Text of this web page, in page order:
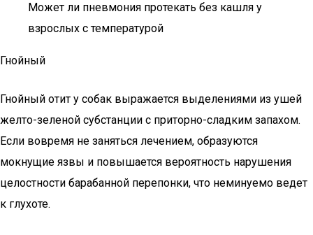
Может ли пневмония протекать без кашля у
взрослых с температурой
Гнойный
Гнойный отит у собак выражается выделениями из ушей
желто-зеленой субстанции с приторно-сладким запахом.
Если вовремя не заняться лечением, образуются
мокнущие язвы и повышается вероятность нарушения
целостности барабанной перепонки, что неминуемо ведет
к глухоте.